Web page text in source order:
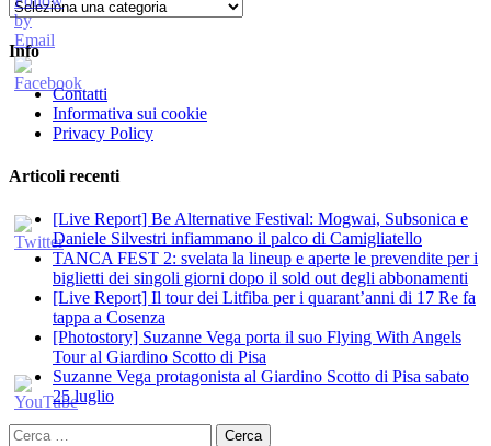
Categorie
Info
Contatti
Informativa sui cookie
Privacy Policy
Articoli recenti
[Live Report] Be Alternative Festival: Mogwai, Subsonica e
Daniele Silvestri infiammano il palco di Camigliatello
TANCA FEST 2: svelata la lineup e aperte le prevendite per i
biglietti dei singoli giorni dopo il sold out degli abbonamenti
[Live Report] Il tour dei Litfiba per i quarant’anni di 17 Re fa
tappa a Cosenza
[Photostory] Suzanne Vega porta il suo Flying With Angels
Tour al Giardino Scotto di Pisa
Suzanne Vega protagonista al Giardino Scotto di Pisa sabato
25 luglio
Ricerca